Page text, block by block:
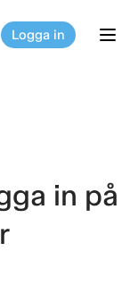
Logga in
in på